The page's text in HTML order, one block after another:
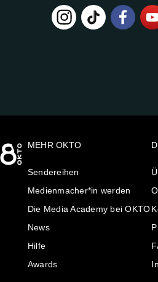
MEHR OKTO
Sendereihen
Medienmacher*in werden
Die Media Academy bei OKTO
News
Hilfe
Awards